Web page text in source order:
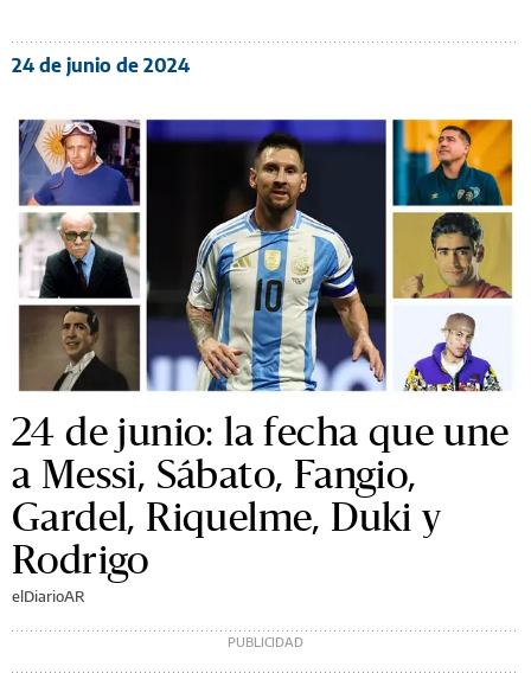
24 de junio de 2024
24 de junio: la fecha que une
a Messi, Sábato, Fangio,
Gardel, Riquelme, Duki y
Rodrigo
elDiarioAR